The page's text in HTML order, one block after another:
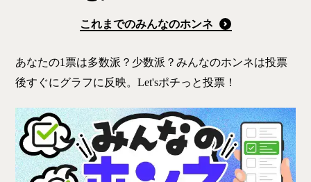
これまでのみんなのホンネ
あなたの1票は多数派？少数派？みんなのホンネは投票
後すぐにグラフに反映。Let'sポチっと投票！